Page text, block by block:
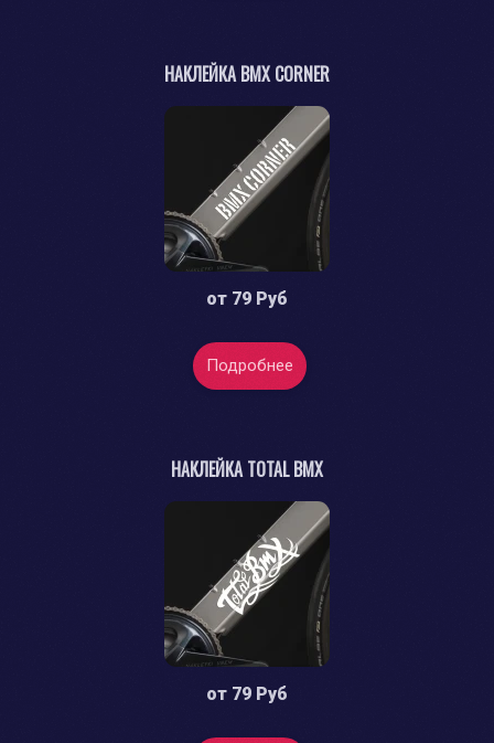
НАКЛЕЙКА BMX CORNER
от 79 Руб
Подробнее
НАКЛЕЙКА TOTAL BMX
от 79 Руб